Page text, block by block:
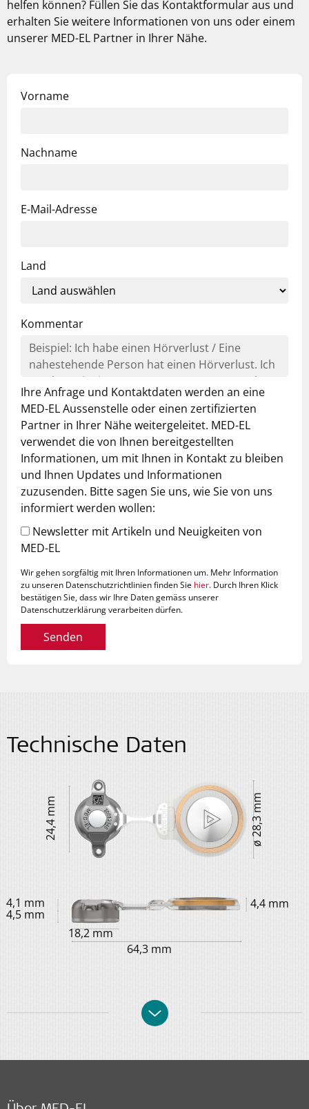
helfen können? Füllen Sie das Kontaktformular aus und
erhalten Sie weitere Informationen von uns oder einem
unserer MED-EL Partner in Ihrer Nähe.
Vorname
Nachname
E-Mail-Adresse
Land
Kommentar
Ihre Anfrage und Kontaktdaten werden an eine
MED-EL Aussenstelle oder einen zertifizierten
Partner in Ihrer Nähe weitergeleitet. MED-EL
verwendet die von Ihnen bereitgestellten
Informationen, um mit Ihnen in Kontakt zu bleiben
und Ihnen Updates und Informationen
zuzusenden. Bitte sagen Sie uns, wie Sie von uns
informiert werden wollen:
Newsletter mit Artikeln und Neuigkeiten von
MED-EL
Wir gehen sorgfältig mit Ihren Informationen um. Mehr Information
zu unseren Datenschutzrichtlinien finden Sie hier. Durch Ihren Klick
bestätigen Sie, dass wir Ihre Daten gemäss unserer
Datenschutzerklärung verarbeiten dürfen.
Senden
Technische Daten
24,4 mm ø 28,3 mm
4,1 mm
4,5 mm
4,4 mm
64,3 mm
18,2 mm